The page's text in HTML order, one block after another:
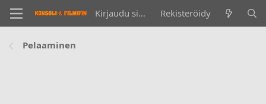
Kirjaudu sisään Rekisteröidy
Pelaaminen